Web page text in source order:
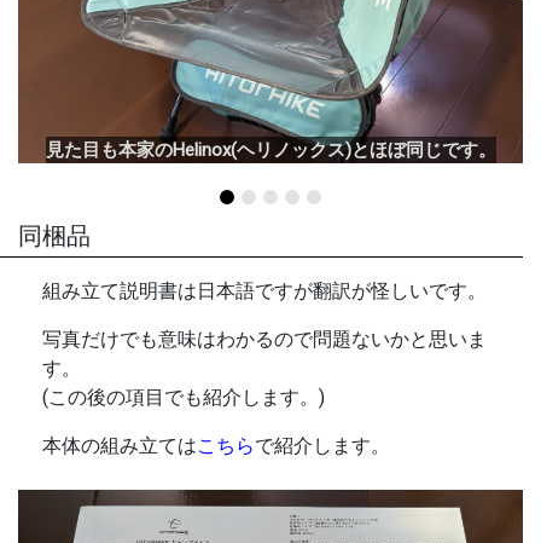
見た目も本家のHelinox(ヘリノックス)とほぼ同じです。
同梱品
組み立て説明書は日本語ですが翻訳が怪しいです。
写真だけでも意味はわかるので問題ないかと思いま
す。
(この後の項目でも紹介します。)
本体の組み立てはこちらで紹介します。